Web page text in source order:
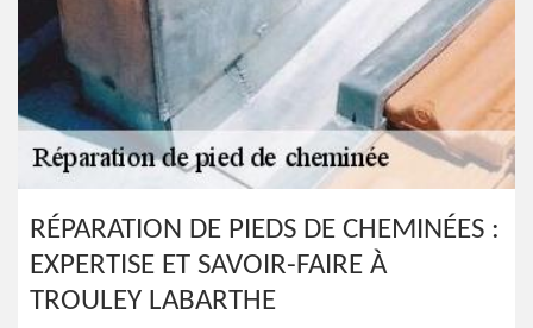
RÉPARATION DE PIEDS DE CHEMINÉES :
EXPERTISE ET SAVOIR-FAIRE À
TROULEY LABARTHE